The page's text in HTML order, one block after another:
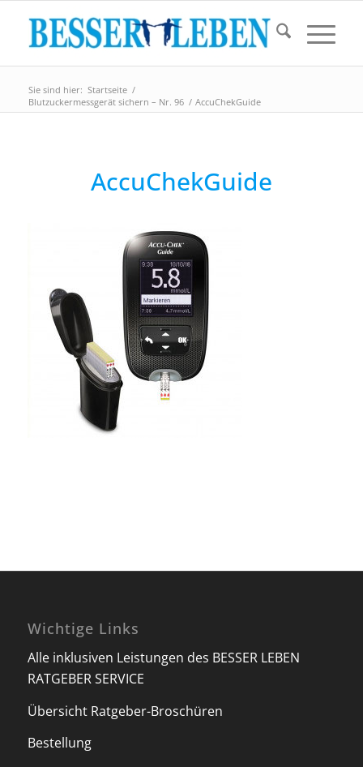
Sie sind hier: Startseite /
Blutzuckermessgerät sichern – Nr. 96 / AccuChekGuide
AccuChekGuide
Wichtige Links
Alle inklusiven Leistungen des BESSER LEBEN
RATGEBER SERVICE
Übersicht Ratgeber-Broschüren
Bestellung